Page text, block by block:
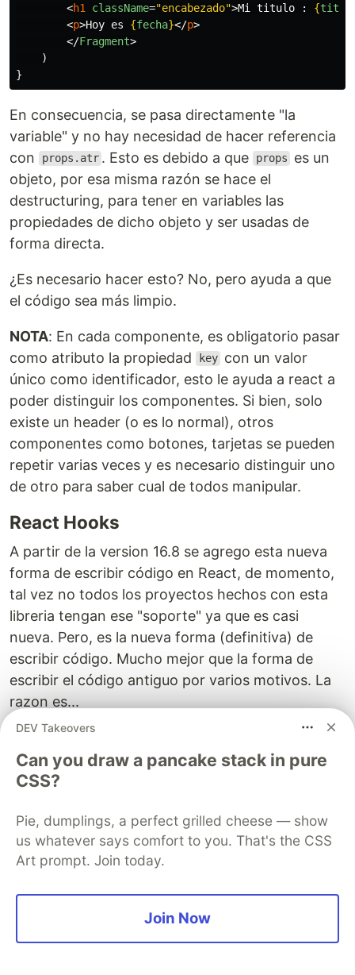
<h1 className="encabezado">Mi titulo : {
<p>Hoy es {fecha}</p>
</Fragment>
)
}
En consecuencia, se pasa directamente "la
variable" y no hay necesidad de hacer referencia
con
props.atr . Esto es debido a que props
es un
objeto, por esa misma razón se hace el
destructuring, para tener en variables las
propiedades de dicho objeto y ser usadas de
forma directa.
¿Es necesario hacer esto? No, pero ayuda a que
el código sea más limpio.
NOTA: En cada componente, es obligatorio pasar
como atributo la propiedad
key con un valor
único como identificador, esto le ayuda a react a
poder distinguir los componentes. Si bien, solo
existe un header (o es lo normal), otros
componentes como botones, tarjetas se pueden
repetir varias veces y es necesario distinguir uno
de otro para saber cual de todos manipular.
React Hooks
A partir de la version 16.8 se agrego esta nueva
forma de escribir código en React, de momento,
tal vez no todos los proyectos hechos con esta
libreria tengan ese "soporte" ya que es casi
nueva. Pero, es la nueva forma (definitiva) de
escribir código. Mucho mejor que la forma de
escribir el código antiguo por varios motivos. La
razon es...
Permite actualizar el State sin necesidad de
crear un class Component
El código se reduce considerablemente a
código (functional componentes y class
components).
Avanzados
DEV Takeovers
Can you draw a pancake stack in pure
CSS?
Pie, dumplings, a perfect grilled cheese — show
us whatever says comfort to you. That's the CSS
Art prompt. Join today.
Join Now